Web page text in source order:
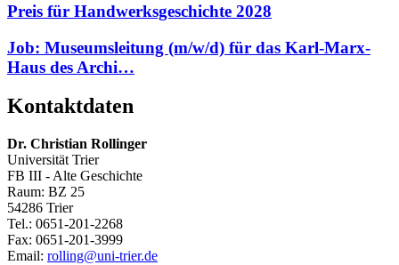
Preis für Handwerksgeschichte 2028
Job: Museumsleitung (m/w/d) für das Karl-Marx-
Haus des Archi…
Kontaktdaten
Dr. Christian Rollinger
Universität Trier
FB III - Alte Geschichte
Raum: BZ 25
54286 Trier
Tel.: 0651-201-2268
Fax: 0651-201-3999
Email: rolling@uni-trier.de